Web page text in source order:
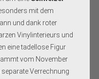
mit dem
und dank roter
Vinylinterieurs und
eine tadellose Figur
vom November
Verrechnung